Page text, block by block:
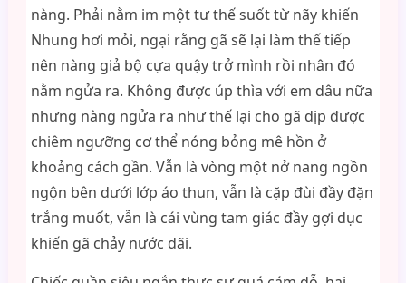
nàng. Phải nằm im một tư thế suốt từ nãy khiến
Nhung hơi mỏi, ngại rằng gã sẽ lại làm thế tiếp
nên nàng giả bộ cựa quậy trở mình rồi nhân đó
nằm ngửa ra. Không được úp thìa với em dâu nữa
nhưng nàng ngửa ra như thế lại cho gã dịp được
chiêm ngưỡng cơ thể nóng bỏng mê hồn ở
khoảng cách gần. Vẫn là vòng một nở nang ngồn
ngộn bên dưới lớp áo thun, vẫn là cặp đùi đầy đặn
trắng muốt, vẫn là cái vùng tam giác đầy gợi dục
khiến gã chảy nước dãi.